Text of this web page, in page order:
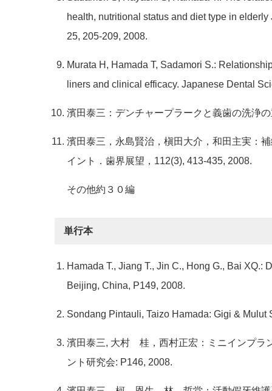
health, nutritional status and diet type in
25, 205-209, 2008.
Murata H, Hamada T, Sadamori S.:
liners and clinical efficacy. Japanese Dental
濱田泰三：デンチャープラークと義歯の洗浄
濱田泰三，永島賢治，槇田大介，和田主実：
イント．歯界展望，112(3), 413-435, 2008.
その他約３０編
単行本
Hamada T., Jiang T., Jin C., Hong G., Bai XQ.:
Beijing, China, P149, 2008.
Sondang Pintauli, Taizo Hamada: Gigi &
濱田泰三, 大村 桂，西村正宏：ミニインプラ
ント研究会: P146, 2008.